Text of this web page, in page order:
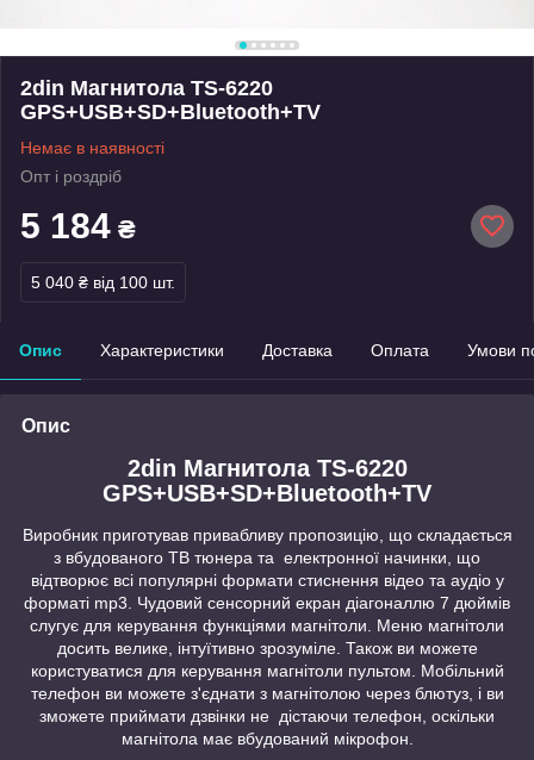
2din Магнитола TS-6220
GPS+USB+SD+Bluetooth+TV
Немає в наявності
Опт і роздріб
5 184 ₴
5 040 ₴ від 100 шт.
Опис Характеристики Доставка Оплата Умови
Опис
2din Магнитола TS-6220
GPS+USB+SD+Bluetooth+TV
Виробник приготував привабливу пропозицію, що складається
з вбудованого ТВ тюнера та електронної начинки, що
відтворює всі популярні формати стиснення відео та аудіо у
форматі mp3. Чудовий сенсорний екран діагоналлю 7 дюймів
слугує для керування функціями магнітоли. Меню магнітоли
досить велике, інтуїтивно зрозуміле. Також ви можете
користуватися для керування магнітоли пультом. Мобільний
телефон ви можете з'єднати з магнітолою через блютуз, і ви
зможете приймати дзвінки не дістаючи телефон, оскільки
магнітола має вбудований мікрофон.